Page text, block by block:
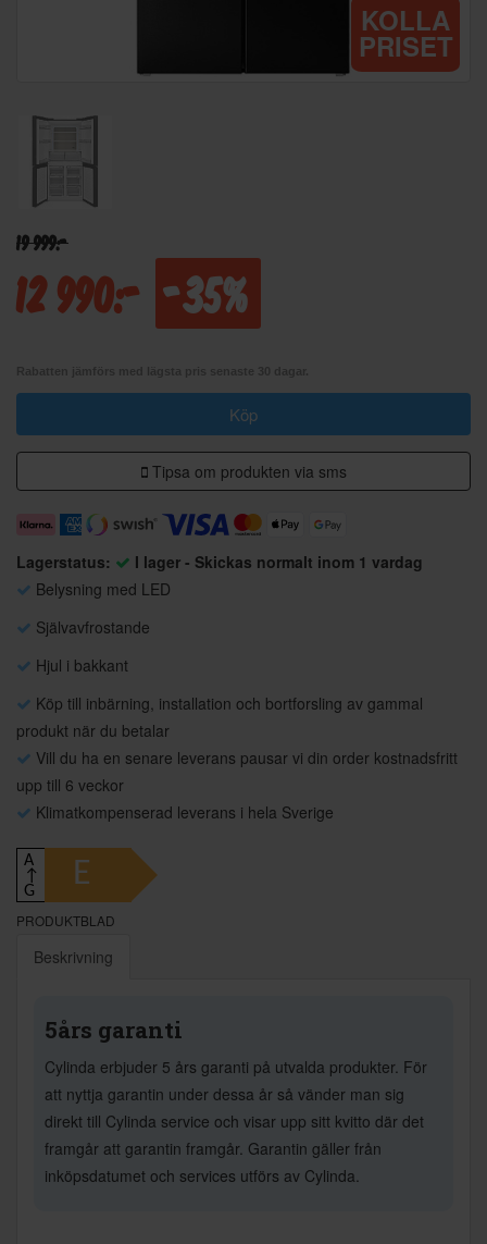
KOLLA
PRISET
19 999:-
12 990:- -35%
Köp
Tipsa om produkten via sms
Lagerstatus:
I lager - Skickas normalt inom 1 vardag
Belysning med LED
Självavfrostande
Hjul i bakkant
Köp till inbärning, installation och bortforsling av gammal
produkt när du betalar
Vill du ha en senare leverans pausar vi din order kostnadsfritt
upp till 6 veckor
Klimatkompenserad leverans i hela Sverige
A
↑
G
E
PRODUKTBLAD
Beskrivning
5års garanti
Cylinda erbjuder 5 års garanti på utvalda produkter. För
att nyttja garantin under dessa år så vänder man sig
direkt till Cylinda service och visar upp sitt kvitto där det
framgår att garantin framgår. Garantin gäller från
inköpsdatumet och services utförs av Cylinda.